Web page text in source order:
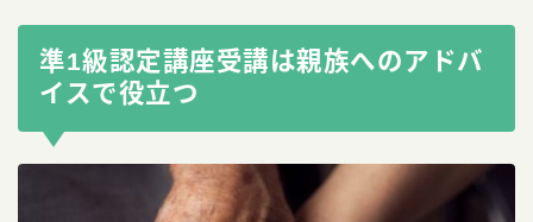
準1級認定講座受講は親族へのアドバ
イスで役立つ